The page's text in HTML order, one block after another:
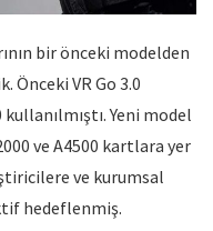
bir önceki modelden
Önceki VR Go 3.0
Yeni model
ve A4500 kartlara yer
ve kurumsal
hedeflenmiş.